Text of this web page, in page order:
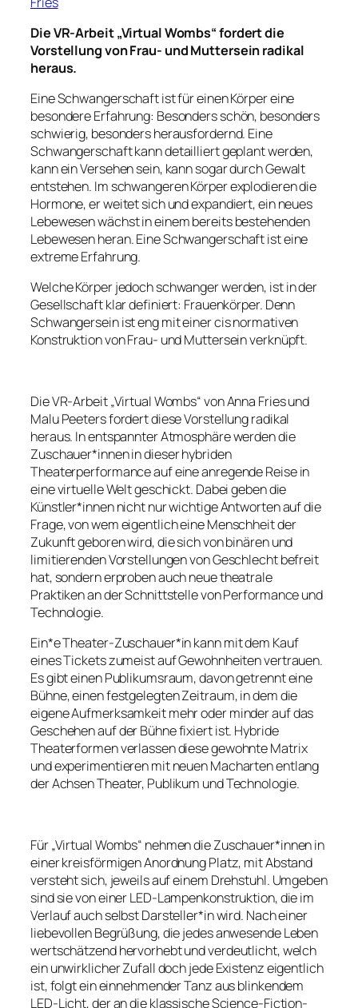
Die VR-Arbeit „Virtual Wombs“ fordert die
Vorstellung von Frau- und Muttersein radikal
heraus.
Eine Schwangerschaft ist für einen Körper eine
besondere Erfahrung: Besonders schön, besonders
schwierig, besonders herausfordernd. Eine
Schwangerschaft kann detailliert geplant werden,
kann ein Versehen sein, kann sogar durch Gewalt
entstehen. Im schwangeren Körper explodieren die
Hormone, er weitet sich und expandiert, ein neues
Lebewesen wächst in einem bereits bestehenden
Lebewesen heran. Eine Schwangerschaft ist eine
extreme Erfahrung.
Welche Körper jedoch schwanger werden, ist in der
Gesellschaft klar definiert: Frauenkörper. Denn
Schwangersein ist eng mit einer cis normativen
Konstruktion von Frau- und Muttersein verknüpft.
Die VR-Arbeit „Virtual Wombs“ von Anna Fries und
Malu Peeters fordert diese Vorstellung radikal
heraus. In entspannter Atmosphäre werden die
Zuschauer*innen in dieser hybriden
Theaterperformance auf eine anregende Reise in
eine virtuelle Welt geschickt. Dabei geben die
Künstler*innen nicht nur wichtige Antworten auf die
Frage, von wem eigentlich eine Menschheit der
Zukunft geboren wird, die sich von binären und
limitierenden Vorstellungen von Geschlecht befreit
hat, sondern erproben auch neue theatrale
Praktiken an der Schnittstelle von Performance und
Technologie.
Ein*e Theater-Zuschauer*in kann mit dem Kauf
eines Tickets zumeist auf Gewohnheiten vertrauen.
Es gibt einen Publikumsraum, davon getrennt eine
Bühne, einen festgelegten Zeitraum, in dem die
eigene Aufmerksamkeit mehr oder minder auf das
Geschehen auf der Bühne fixiert ist. Hybride
Theaterformen verlassen diese gewohnte Matrix
und experimentieren mit neuen Macharten entlang
der Achsen Theater, Publikum und Technologie.
Für „Virtual Wombs“ nehmen die Zuschauer*innen in
einer kreisförmigen Anordnung Platz, mit Abstand
versteht sich, jeweils auf einem Drehstuhl. Umgeben
sind sie von einer LED-Lampenkonstruktion, die im
Verlauf auch selbst Darsteller*in wird. Nach einer
liebevollen Begrüßung, die jedes anwesende Leben
wertschätzend hervorhebt und verdeutlicht, welch
ein unwirklicher Zufall doch jede Existenz eigentlich
ist, folgt ein einnehmender Tanz aus blinkendem
LED-Licht, der an die klassische Science-Fiction-